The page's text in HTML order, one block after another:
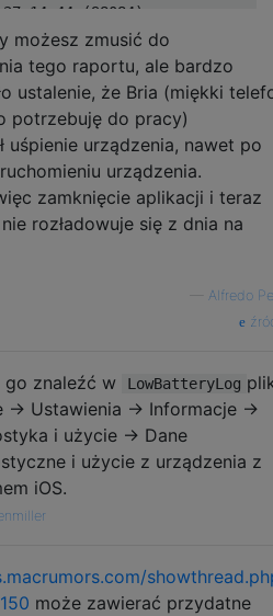
27:14:44 (98084)
27:14:44 (98084)
1
możesz zmusić do
tego raportu, ale bardzo
ustalenie, że Bria (miękki
potrzebuję do pracy)
uśpienie urządzenia, nawet po
urządzenia.
zamknięcie aplikacji i teraz
rozładowuje się z dnia na
Alfredo
go znaleźć w LowBatteryLog
-> Ustawienia -> Informacje ->
i użycie -> Dane
i użycie z urządzenia z
iOS.
może zawierać przydatne